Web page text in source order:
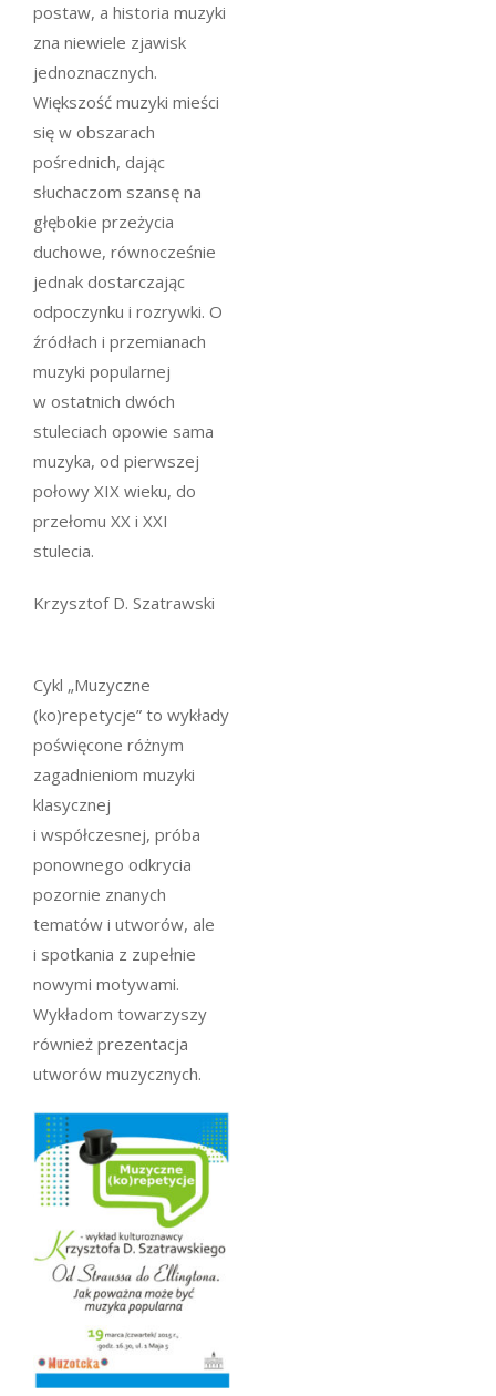
postaw, a historia muzyki
zna niewiele zjawisk
jednoznacznych.
Większość muzyki mieści
się w obszarach
pośrednich, dając
słuchaczom szansę na
głębokie przeżycia
duchowe, równocześnie
jednak dostarczając
odpoczynku i rozrywki. O
źródłach i przemianach
muzyki popularnej
w ostatnich dwóch
stuleciach opowie sama
muzyka, od pierwszej
połowy XIX wieku, do
przełomu XX i XXI
stulecia.
Krzysztof D. Szatrawski
Cykl „Muzyczne
(ko)repetycje” to wykłady
poświęcone różnym
zagadnieniom muzyki
klasycznej
i współczesnej, próba
ponownego odkrycia
pozornie znanych
tematów i utworów, ale
i spotkania z zupełnie
nowymi motywami.
Wykładom towarzyszy
również prezentacja
utworów muzycznych.